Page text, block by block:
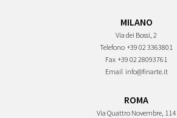
MILANO
Via dei Bossi, 2
Telefono +39 02 3363801
Fax +39 02 28093761
Email info@finarte.it
ROMA
Via Quattro Novembre, 114